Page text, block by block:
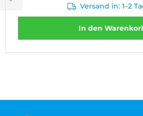
Versand in: 1–2
In den